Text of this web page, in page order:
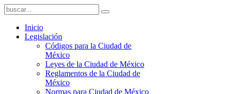
Inicio
Legislación
Códigos para la Ciudad de
México
Leyes de la Ciudad de México
Reglamentos de la Ciudad de
México
Normas para Ciudad de México